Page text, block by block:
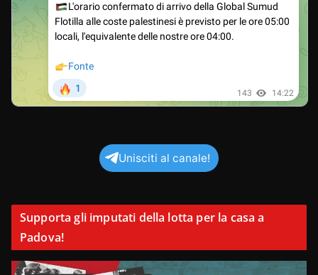
Unisciti al canale!
Supporta gli imputati della lotta per la casa a
Padova!